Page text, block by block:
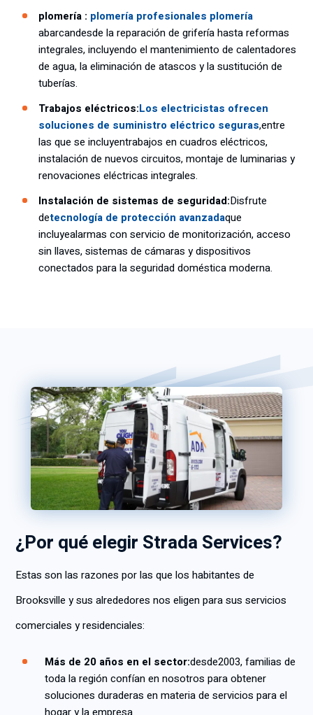
plomería : plomería profesionales plomería
abarcandesde la reparación de grifería hasta reformas
integrales, incluyendo el mantenimiento de calentadores
de agua, la eliminación de atascos y la sustitución de
tuberías.
Trabajos eléctricos:Los electricistas ofrecen
soluciones de suministro eléctrico seguras,entre
las que se incluyentrabajos en cuadros eléctricos,
instalación de nuevos circuitos, montaje de luminarias y
renovaciones eléctricas integrales.
Instalación de sistemas de seguridad:Disfrute
detecnología de protección avanzadaque
incluyealarmas con servicio de monitorización, acceso
sin llaves, sistemas de cámaras y dispositivos
conectados para la seguridad doméstica moderna.
¿Por qué elegir Strada Services?
Estas son las razones por las que los habitantes de
Brooksville y sus alrededores nos eligen para sus servicios
comerciales y residenciales:
Más de 20 años en el sector:desde2003, familias de
toda la región confían en nosotros para obtener
soluciones duraderas en materia de servicios para el